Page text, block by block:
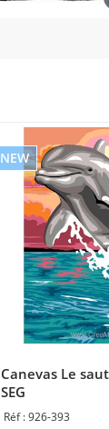
NEW
Canevas Le
SEG
926-393